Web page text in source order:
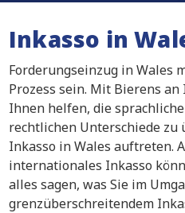
Inkasso in
Forderungseinzug in Wales
Prozess sein. Mit Bierens
Ihnen helfen, die
rechtlichen Unterschiede zu
Inkasso in Wales auftreten.
internationales Inkasso
alles sagen, was Sie im
grenzüberschreitendem